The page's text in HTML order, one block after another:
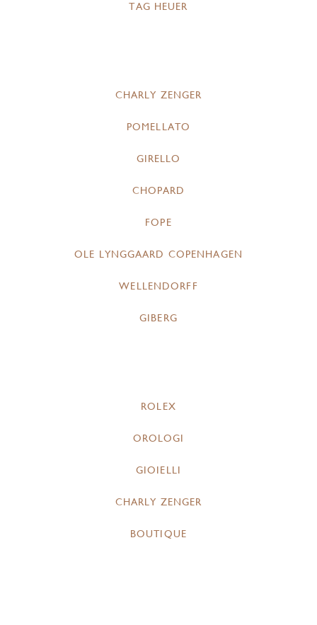
TAG HEUER
CHARLY ZENGER
POMELLATO
GIRELLO
CHOPARD
FOPE
OLE LYNGGAARD COPENHAGEN
WELLENDORFF
GIBERG
ROLEX
OROLOGI
GIOIELLI
CHARLY ZENGER
BOUTIQUE